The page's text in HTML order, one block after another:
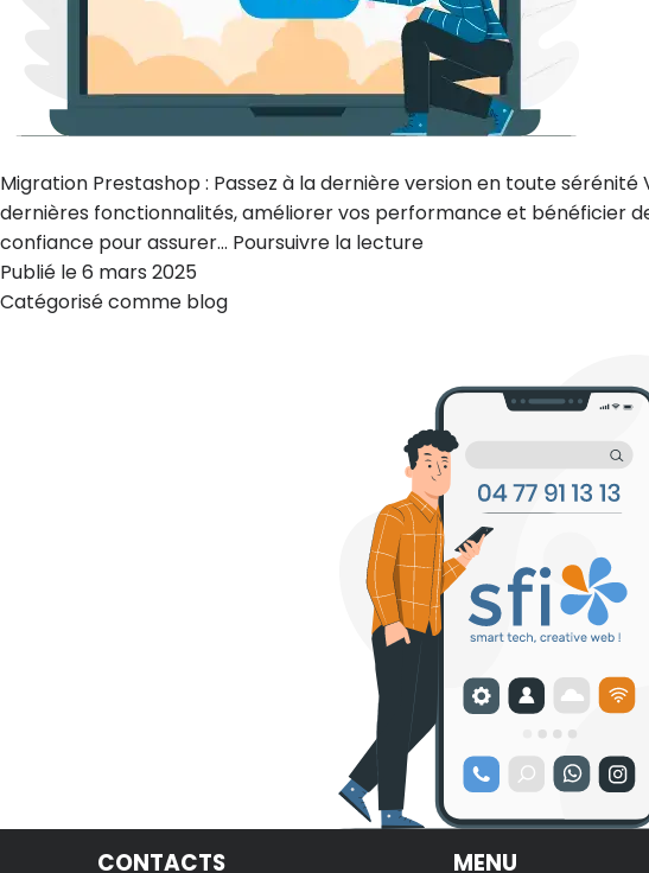
Migration Prestashop : Passez à la dernière version en toute
dernières fonctionnalités, améliorer vos performance et bénéficier
confiance pour assurer… Poursuivre la lecture
Publié le6 mars 2025
Catégorisé comme blog
CONTACTS MENU